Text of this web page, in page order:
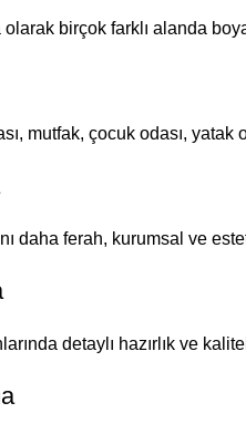
birçok farklı alanda
mutfak, çocuk odası,
daha ferah, kurumsal ve
detaylı hazırlık ve